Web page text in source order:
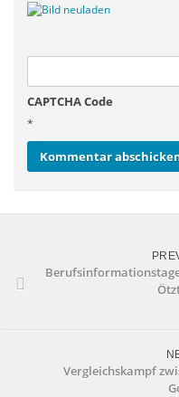
CAPTCHA Code
*
Vergleichskampf